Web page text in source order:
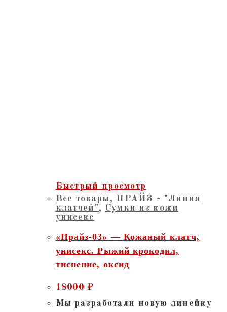
Быстрый просмотр
Все товары, ПРАЙЗ - "Линия
клатчей", Сумки из кожи
унисекс
«Прайз-03» — Кожаный клатч,
унисекс. Рыжий крокодил,
тиснение, оксид
18000 ₽
Мы разработали новую линейку